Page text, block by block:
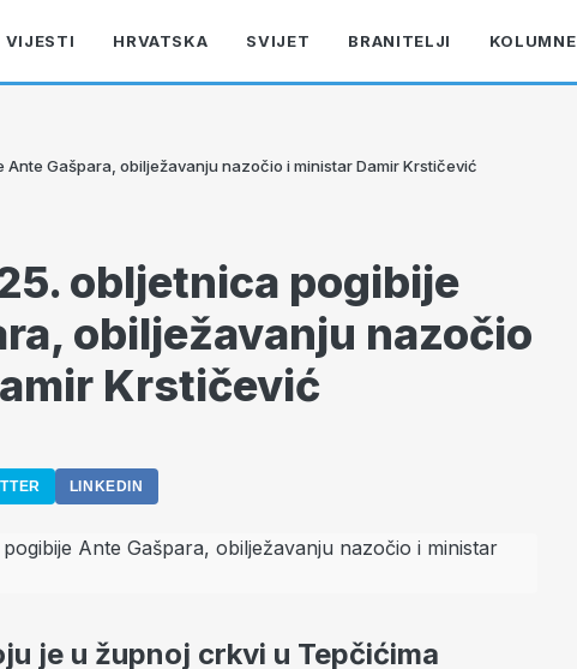
VIJESTI HRVATSKA SVIJET BRANITELJI KOLUMNE
Gašpara, obilježavanju nazočio i ministar Damir Krstičević
obljetnica pogibije
obilježavanju nazočio
Krstičević
LINKEDIN
je u župnoj crkvi u Tepčićima